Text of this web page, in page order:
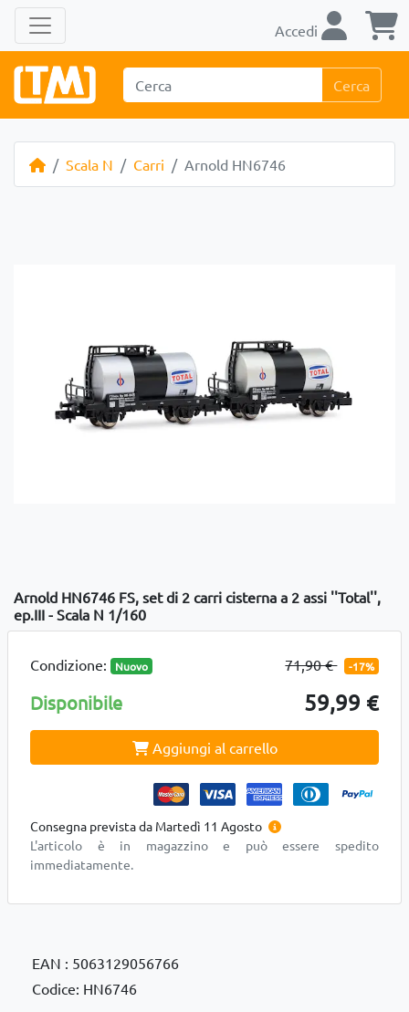
Accedi
Cerca
Scala N Carri Arnold HN6746
Arnold HN6746 FS, set di 2 carri cisterna a 2 assi ''Total'',
ep.III - Scala N 1/160
Condizione: Nuovo 71,90 € -17%
Disponibile 59,99 €
Aggiungi al carrello
Consegna prevista da Martedì 11 Agosto
L'articolo è in magazzino e può essere spedito
immediatamente.
EAN : 5063129056766
Codice: HN6746